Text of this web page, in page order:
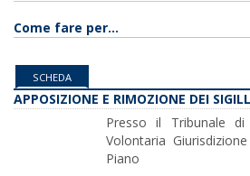
Come fare per...
SCHEDA
APPOSIZIONE E RIMOZIONE DEI
Presso il Tribunale
Volontaria
Piano